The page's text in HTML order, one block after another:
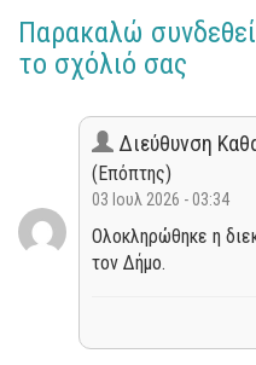
Παρακαλώ
το σχόλιό σας
Διεύθυνση
(Επόπτης)
03 Ιουλ 2026 - 03:34
Ολοκληρώθηκε η
τον Δήμο.